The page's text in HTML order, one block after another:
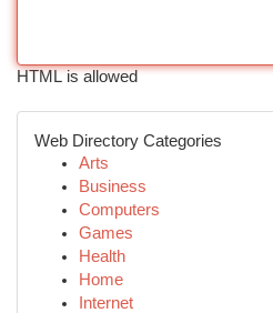
HTML is allowed
Web Directory Categories
Arts
Business
Computers
Games
Health
Home
Internet